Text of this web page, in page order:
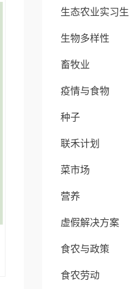
生态农业实习生
生物多样性
畜牧业
疫情与食物
种子
联禾计划
菜市场
营养
虚假解决方案
食农与政策
食农劳动